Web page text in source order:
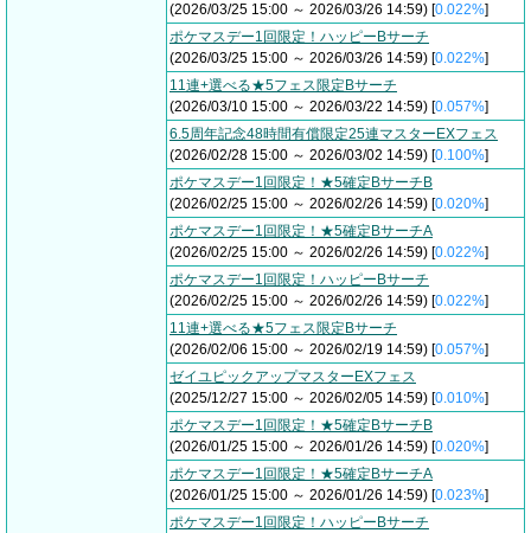
(2026/03/25 15:00 ～ 2026/03/26 14:59) [0.022%]
ポケマスデー1回限定！ハッピーBサーチ
(2026/03/25 15:00 ～ 2026/03/26 14:59) [0.022%]
11連+選べる★5フェス限定Bサーチ
(2026/03/10 15:00 ～ 2026/03/22 14:59) [0.057%]
6.5周年記念48時間有償限定25連マスターEXフェス
(2026/02/28 15:00 ～ 2026/03/02 14:59) [0.100%]
ポケマスデー1回限定！★5確定BサーチB
(2026/02/25 15:00 ～ 2026/02/26 14:59) [0.020%]
ポケマスデー1回限定！★5確定BサーチA
(2026/02/25 15:00 ～ 2026/02/26 14:59) [0.022%]
ポケマスデー1回限定！ハッピーBサーチ
(2026/02/25 15:00 ～ 2026/02/26 14:59) [0.022%]
11連+選べる★5フェス限定Bサーチ
(2026/02/06 15:00 ～ 2026/02/19 14:59) [0.057%]
ゼイユピックアップマスターEXフェス
(2025/12/27 15:00 ～ 2026/02/05 14:59) [0.010%]
ポケマスデー1回限定！★5確定BサーチB
(2026/01/25 15:00 ～ 2026/01/26 14:59) [0.020%]
ポケマスデー1回限定！★5確定BサーチA
(2026/01/25 15:00 ～ 2026/01/26 14:59) [0.023%]
ポケマスデー1回限定！ハッピーBサーチ